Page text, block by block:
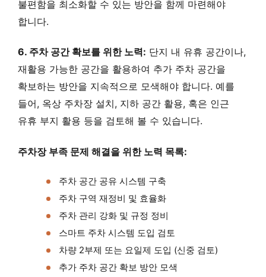
불편함을 최소화할 수 있는 방안을 함께 마련해야
합니다.
6. 주차 공간 확보를 위한 노력: 단지 내 유휴 공간이나,
재활용 가능한 공간을 활용하여 추가 주차 공간을
확보하는 방안을 지속적으로 모색해야 합니다. 예를
들어, 옥상 주차장 설치, 지하 공간 활용, 혹은 인근
유휴 부지 활용 등을 검토해 볼 수 있습니다.
주차장 부족 문제 해결을 위한 노력 목록:
주차 공간 공유 시스템 구축
주차 구역 재정비 및 효율화
주차 관리 강화 및 규정 정비
스마트 주차 시스템 도입 검토
차량 2부제 또는 요일제 도입 (신중 검토)
추가 주차 공간 확보 방안 모색